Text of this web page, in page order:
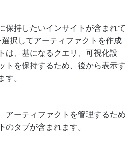
保持したいインサイトが含まれて
択してアーティファクトを作成
は、基になるクエリ、可視化設
トを保持するため、後から表示す
。
アーティファクトを管理するため
タブが含まれます。